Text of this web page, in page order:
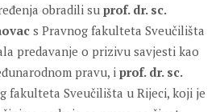
obradili su prof. dr. sc.
s Pravnog fakulteta Sveučilišta
predavanje o prizivu savjesti kao
pravu, i prof. dr. sc.
fakulteta Sveučilišta u Rijeci, koji je